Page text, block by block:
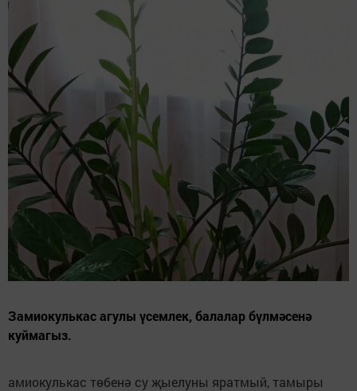
Замиокулькас агулы үсемлек, балалар бүлмәсенә
куймагыз.
амиокулькас төбенә су җыелуны яратмый, тамыры